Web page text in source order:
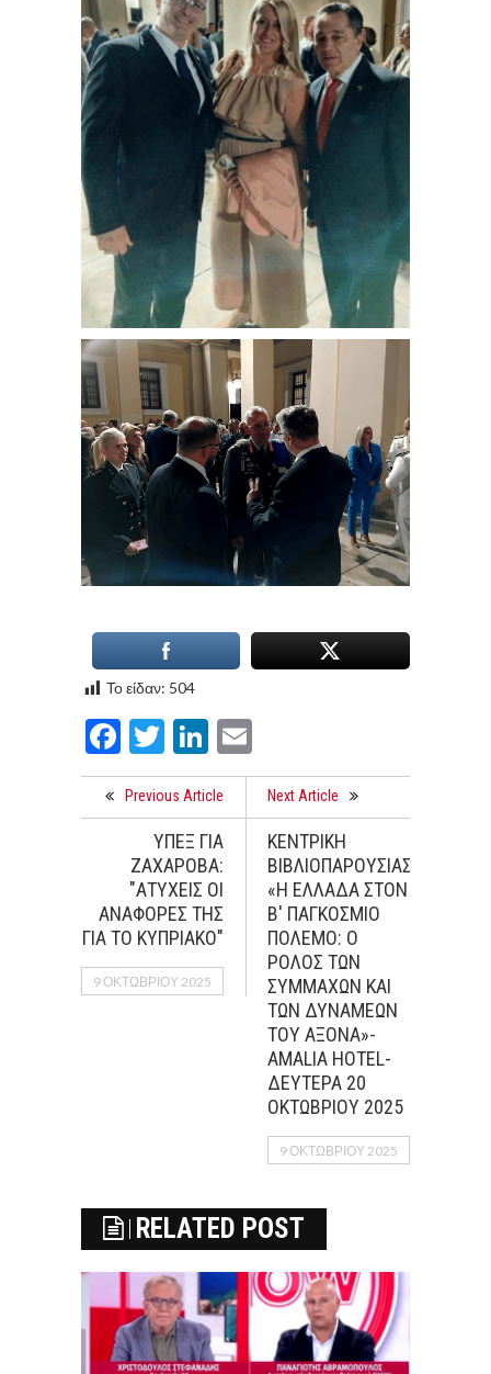
Το είδαν: 504
Facebook
TwitterLinkedIn
Previous Article
ΥΠΕΞ ΓΙΑ
ΖΑΧΑΡΟΒΑ:
"ΑΤΥΧΕΙΣ ΟΙ
ΑΝΑΦΟΡΕΣ ΤΗΣ
ΓΙΑ ΤΟ ΚΥΠΡΙΑΚΟ"
9 ΟΚΤΩΒΡΊΟΥ 2025
Next Article
ΚΕΝΤΡΙΚΗ
ΒΙΒΛΙΟΠΑΡΟΥΣΙΑΣΗ:
«Η ΕΛΛΑΔΑ ΣΤΟΝ
Β' ΠΑΓΚΟΣΜΙΟ
ΠΟΛΕΜΟ: Ο
ΡΟΛΟΣ ΤΩΝ
ΣΥΜΜΑΧΩΝ ΚΑΙ
ΤΩΝ ΔΥΝΑΜΕΩΝ
ΤΟΥ ΑΞΟΝΑ»-
AMALIA HOTEL-
ΔΕΥΤΕΡΑ 20
ΟΚΤΩΒΡΙΟΥ 2025
9 ΟΚΤΩΒΡΊΟΥ 2025
RELATED POST